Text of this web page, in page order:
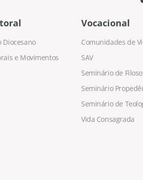
Diocesano
e Movimentos
Vocacional
Comunidades de
SAV
Seminário de
Seminário
Seminário de
Vida Consagrada